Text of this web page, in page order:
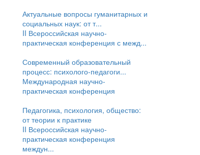
Актуальные вопросы гуманитарных и
социальных наук: от т...
II Всероссийская научно-
практическая конференция с межд...
Современный образовательный
процесс: психолого-педагоги...
Международная научно-
практическая конференция
Педагогика, психология, общество:
от теории к практике
II Всероссийская научно-
практическая конференция
междун...